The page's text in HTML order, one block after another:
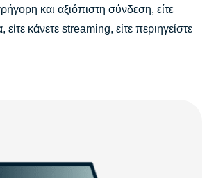
και αξιόπιστη σύνδεση, είτε
είτε κάνετε streaming, είτε περιηγείστε